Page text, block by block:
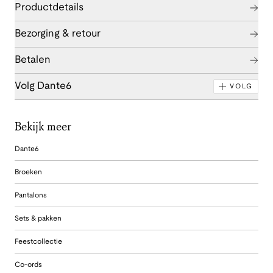
Productdetails
Bezorging & retour
Betalen
Volg Dante6 VOLG
Bekijk meer
Dante6
Broeken
Pantalons
Sets & pakken
Feestcollectie
Co-ords